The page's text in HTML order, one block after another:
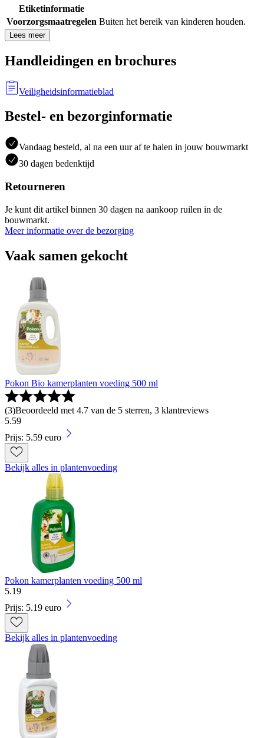
Etiketinformatie
Voorzorgsmaatregelen Buiten het bereik van kinderen houden.
Lees meer
Handleidingen en brochures
Veiligheidsinformatieblad
Bestel- en bezorginformatie
Vandaag besteld, al na een uur af te halen in jouw bouwmarkt
30 dagen bedenktijd
Retourneren
Je kunt dit artikel binnen 30 dagen na aankoop ruilen in de
bouwmarkt.
Meer informatie over de bezorging
Vaak samen gekocht
Pokon Bio kamerplanten voeding 500 ml
(3)Beoordeeld met 4.7 van de 5 sterren, 3 klantreviews
5.59
Prijs: 5.59 euro
Bekijk alles in plantenvoeding
Pokon kamerplanten voeding 500 ml
5.19
Prijs: 5.19 euro
Bekijk alles in plantenvoeding